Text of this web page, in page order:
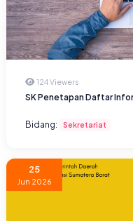
124 Viewers
SK Penetapan Daftar
Bidang: Sekretariat
25
Jun 2026